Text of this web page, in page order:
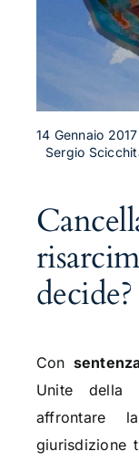
14 Gennaio 2017
Sergio
decide?
Con
Unite della
affrontare
giurisdizione